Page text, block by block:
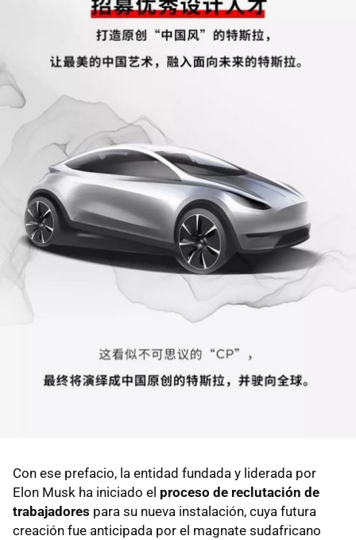
Con ese prefacio, la entidad fundada y liderada por
Elon Musk ha iniciado el proceso de reclutación de
trabajadores para su nueva instalación, cuya futura
creación fue anticipada por el magnate sudafricano